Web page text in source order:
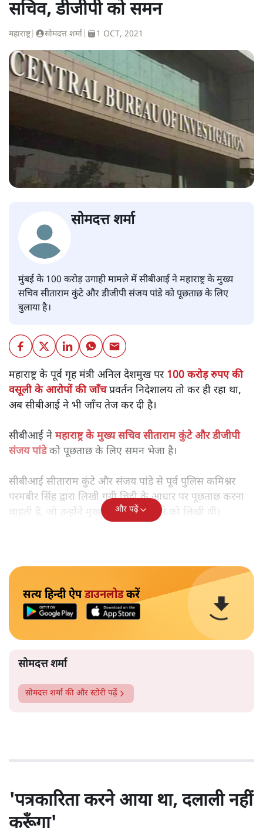
सचिव, डीजीपी को समन
महाराष्ट्र| सोमदत्त शर्मा 1 OCT, 2021
सोमदत्त शर्मा
मुंबई के 100 करोड़ उगाही मामले में सीबीआई ने महाराष्ट्र के मुख्य
सचिव सीताराम कुंटे और डीजीपी संजय पांडे को पूछताछ के लिए
बुलाया है।
महाराष्ट्र के पूर्व गृह मंत्री अनिल देशमुख पर 100 करोड़ रुपए की
वसूली के आरोपों की जाँचप्रवर्तन निदेशालय तो कर ही रहा था,
अब सीबीआई ने भी जाँच तेज कर दी है।
सीबीआई ने महाराष्ट्र के मुख्य सचिव सीताराम कुंटे और डीजीपी
संजय पांडेको पूछताछ के लिए समन भेजा है।
सीबीआई सीताराम कुंटे और संजय पांडे से पूर्व पुलिस कमिश्नर
परमबीर सिंह द्वारा लिखी गयी चिट्ठी के आधार पर पूछताछ करना
चाहती है, जो उन्होंने मुख्यमंत्री उद्धव ठाकरे को लिखी थी।
और पढ़ें
सत्य हिन्दी ऐपडाउनलोडकरें
सोमदत्त शर्मा
सोमदत्त शर्मा की और स्टोरी पढ़ें
'पत्रकारिता करने आया था, दलाली नहीं